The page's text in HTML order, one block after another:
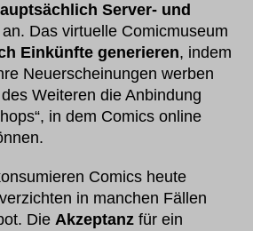
Server- und
an. Das virtuelle Comicmuseum
Einkünfte generieren, indem
Neuerscheinungen werben
Weiteren die Anbindung
in dem Comics online
Comics heute
in manchen Fällen
DieAkzeptanz für ein